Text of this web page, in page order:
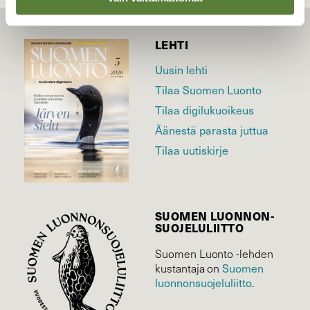
LEHTI
Uusin lehti
Tilaa Suomen Luonto
Tilaa digilukuoikeus
Äänestä parasta juttua
Tilaa uutiskirje
SUOMEN LUONNON­
SUOJELU­LIITTO
Suomen Luonto -lehden
kustantaja onSuomen
luonnonsuojelu­liitto.